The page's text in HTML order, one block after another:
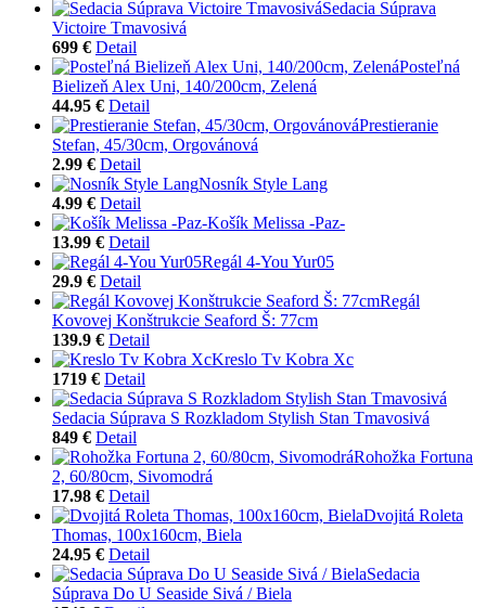
Sedacia Súprava
Victoire Tmavosivá
699 € Detail
Posteľná
Bielizeň Alex Uni, 140/200cm, Zelená
44.95 € Detail
Prestieranie
Stefan, 45/30cm, Orgovánová
2.99 € Detail
Nosník Style Lang
4.99 € Detail
Košík Melissa -Paz-
13.99 € Detail
Regál 4-You Yur05
29.9 € Detail
Regál
Kovovej Konštrukcie Seaford Š: 77cm
139.9 € Detail
Kreslo Tv Kobra Xc
1719 € Detail
Sedacia Súprava S Rozkladom Stylish Stan Tmavosivá
849 € Detail
Rohožka Fortuna
2, 60/80cm, Sivomodrá
17.98 € Detail
Dvojitá Roleta
Thomas, 100x160cm, Biela
24.95 € Detail
Sedacia
Súprava Do U Seaside Sivá / Biela